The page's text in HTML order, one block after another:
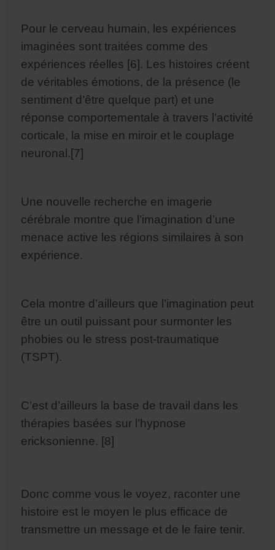
Pour le cerveau humain, les expériences
imaginées sont traitées comme des
expériences réelles [6]. Les histoires créent
de véritables émotions, de la présence (le
sentiment d’être quelque part) et une
réponse comportementale à travers l’activité
corticale, la mise en miroir et le couplage
neuronal.[7]
Une nouvelle recherche en imagerie
cérébrale montre que l’imagination d’une
menace active les régions similaires à son
expérience.
Cela montre d’ailleurs que l’imagination peut
être un outil puissant pour surmonter les
phobies ou le stress post-traumatique
(TSPT).
C’est d’ailleurs la base de travail dans les
thérapies basées sur l’hypnose
ericksonienne. [8]
Donc comme vous le voyez, raconter une
histoire est le moyen le plus efficace de
transmettre un message et de le faire tenir.